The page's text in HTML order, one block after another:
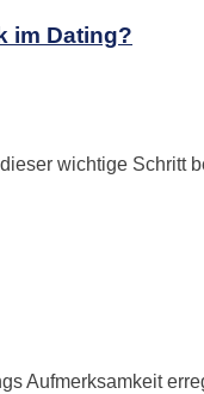
im Dating?
wichtige Schritt
Aufmerksamkeit